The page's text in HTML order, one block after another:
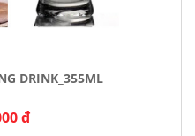
DRINK_355ML
đ